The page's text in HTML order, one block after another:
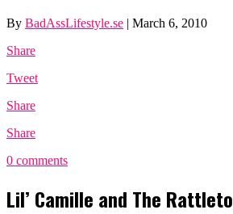
By BadAssLifestyle.se | March 6, 2010
Share
Tweet
Share
Share
0 comments
Lil’ Camille and The